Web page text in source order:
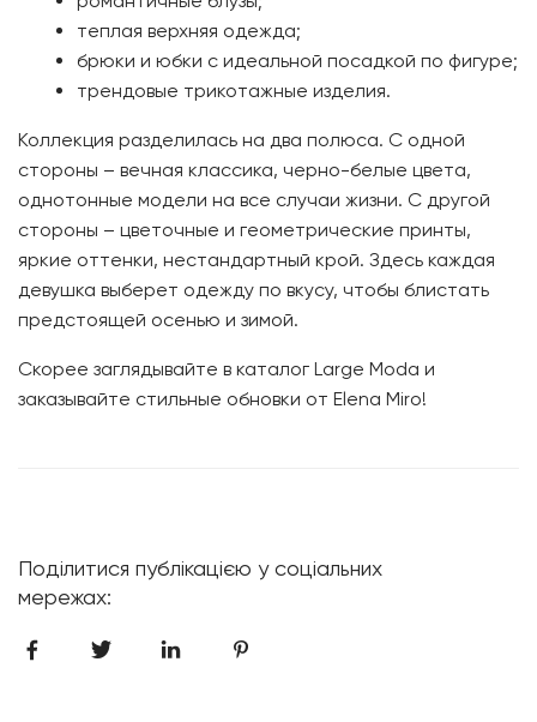
теплая верхняя одежда;
брюки и юбки с идеальной посадкой по фигуре;
трендовые трикотажные изделия.
Коллекция разделилась на два полюса. С одной
стороны – вечная классика, черно-белые цвета,
однотонные модели на все случаи жизни. С другой
стороны – цветочные и геометрические принты,
яркие оттенки, нестандартный крой. Здесь каждая
девушка выберет одежду по вкусу, чтобы блистать
предстоящей осенью и зимой.
Скорее заглядывайте в каталог Large Moda и
заказывайте стильные обновки от Elena Miro!
Поділитися публікацією у соціальних
мережах: